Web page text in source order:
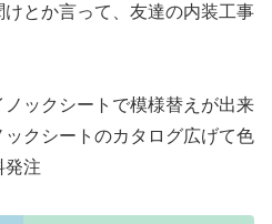
とか言って、友達の内装工事
ックシートで模様替えが出来
クシートのカタログ広げて色
発注